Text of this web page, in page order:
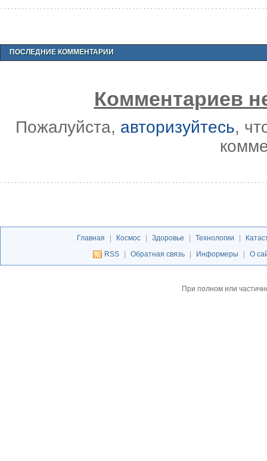
ПОСЛЕДНИЕ КОММЕНТАРИИ
Комментариев
Пожалуйста, авторизуйтесь,
Главная Космос Здоровье Технологии
RSS
Обратная связь Информеры О
При полном или